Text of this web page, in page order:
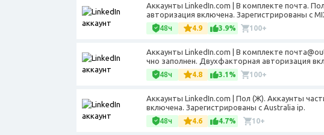
Аккаунты LinkedIn.com | В комплекте почта.
авторизация включена. Зарегистрированы с
48ч 4.9 3.9% 100+
Аккаунты LinkedIn.com | В комплекте
чно заполнен. Двухфакторная авторизация
48ч 4.8 3.1% 100+
Аккаунты LinkedIn.com | Пол (Ж). Аккаунты
включена. Зарегистрированы с Australia ip.
48ч 4.6 4.7% 10+